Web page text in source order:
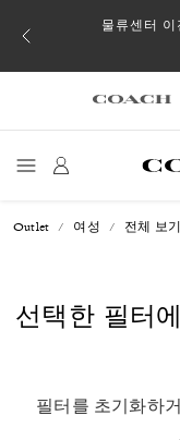
될 수
물류센터
Outlet 여성 전체 보기
선택한 필터
필터를 초기화하